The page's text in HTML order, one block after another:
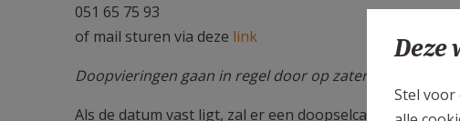
051 65 75 93
of mail sturen via deze link
Doopvieringen gaan in regel door op zaterdag- of zondag
Als de datum vast ligt, zal er een doopselcatechiste
Deze
Stel